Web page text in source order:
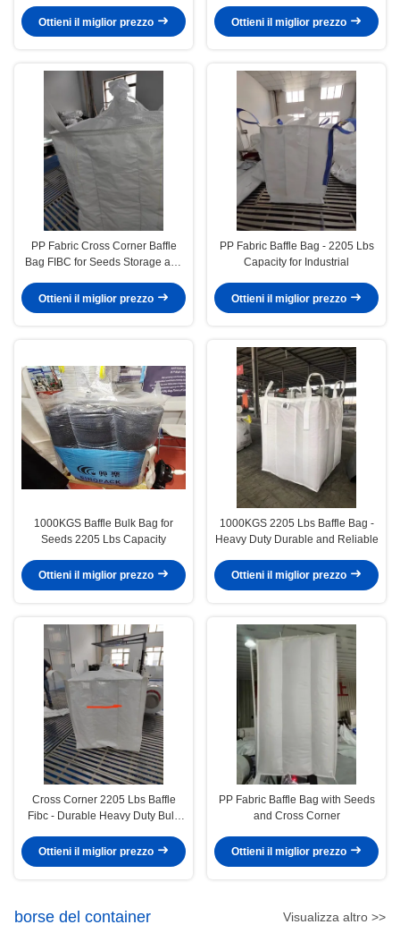
Ottieni il miglior prezzo Ottieni il miglior prezzo
PP Fabric Cross Corner Baffle
Bag FIBC for Seeds Storage and
Ottieni il miglior prezzo
PP Fabric Baffle Bag - 2205 Lbs
Capacity for Industrial
Ottieni il miglior prezzo
1000KGS Baffle Bulk Bag for
Seeds 2205 Lbs Capacity
Ottieni il miglior prezzo
1000KGS 2205 Lbs Baffle Bag -
Heavy Duty Durable and Reliable
Ottieni il miglior prezzo
Cross Corner 2205 Lbs Baffle
Fibc - Durable Heavy Duty Bulk
Ottieni il miglior prezzo
PP Fabric Baffle Bag with Seeds
and Cross Corner
Ottieni il miglior prezzo
borse del container Visualizza altro >>